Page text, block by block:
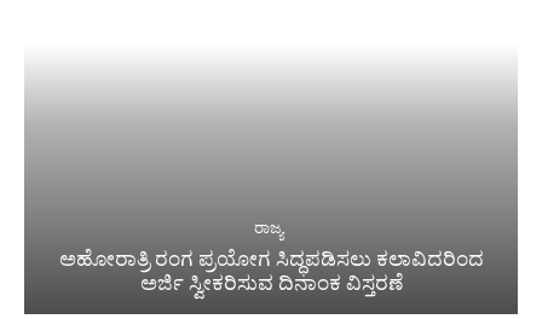
ರಾಜ್ಯ
ಅಹೋರಾತ್ರಿ ರಂಗ ಪ್ರಯೋಗ ಸಿದ್ಧಪಡಿಸಲು ಕಲಾವಿದರಿಂದ
ಅರ್ಜಿ ಸ್ವೀಕರಿಸುವ ದಿನಾಂಕ ವಿಸ್ತರಣೆ